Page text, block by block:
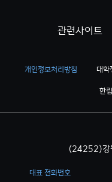
개인정보처리방침 대학
한
관련사이트
(24252)강
대표 전화번호